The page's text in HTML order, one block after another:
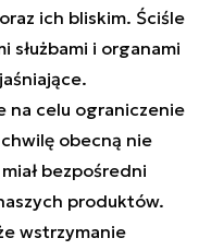
ich bliskim. Ściśle
służbami i organami
na celu ograniczenie
obecną nie
bezpośredni
produktów.
wstrzymanie